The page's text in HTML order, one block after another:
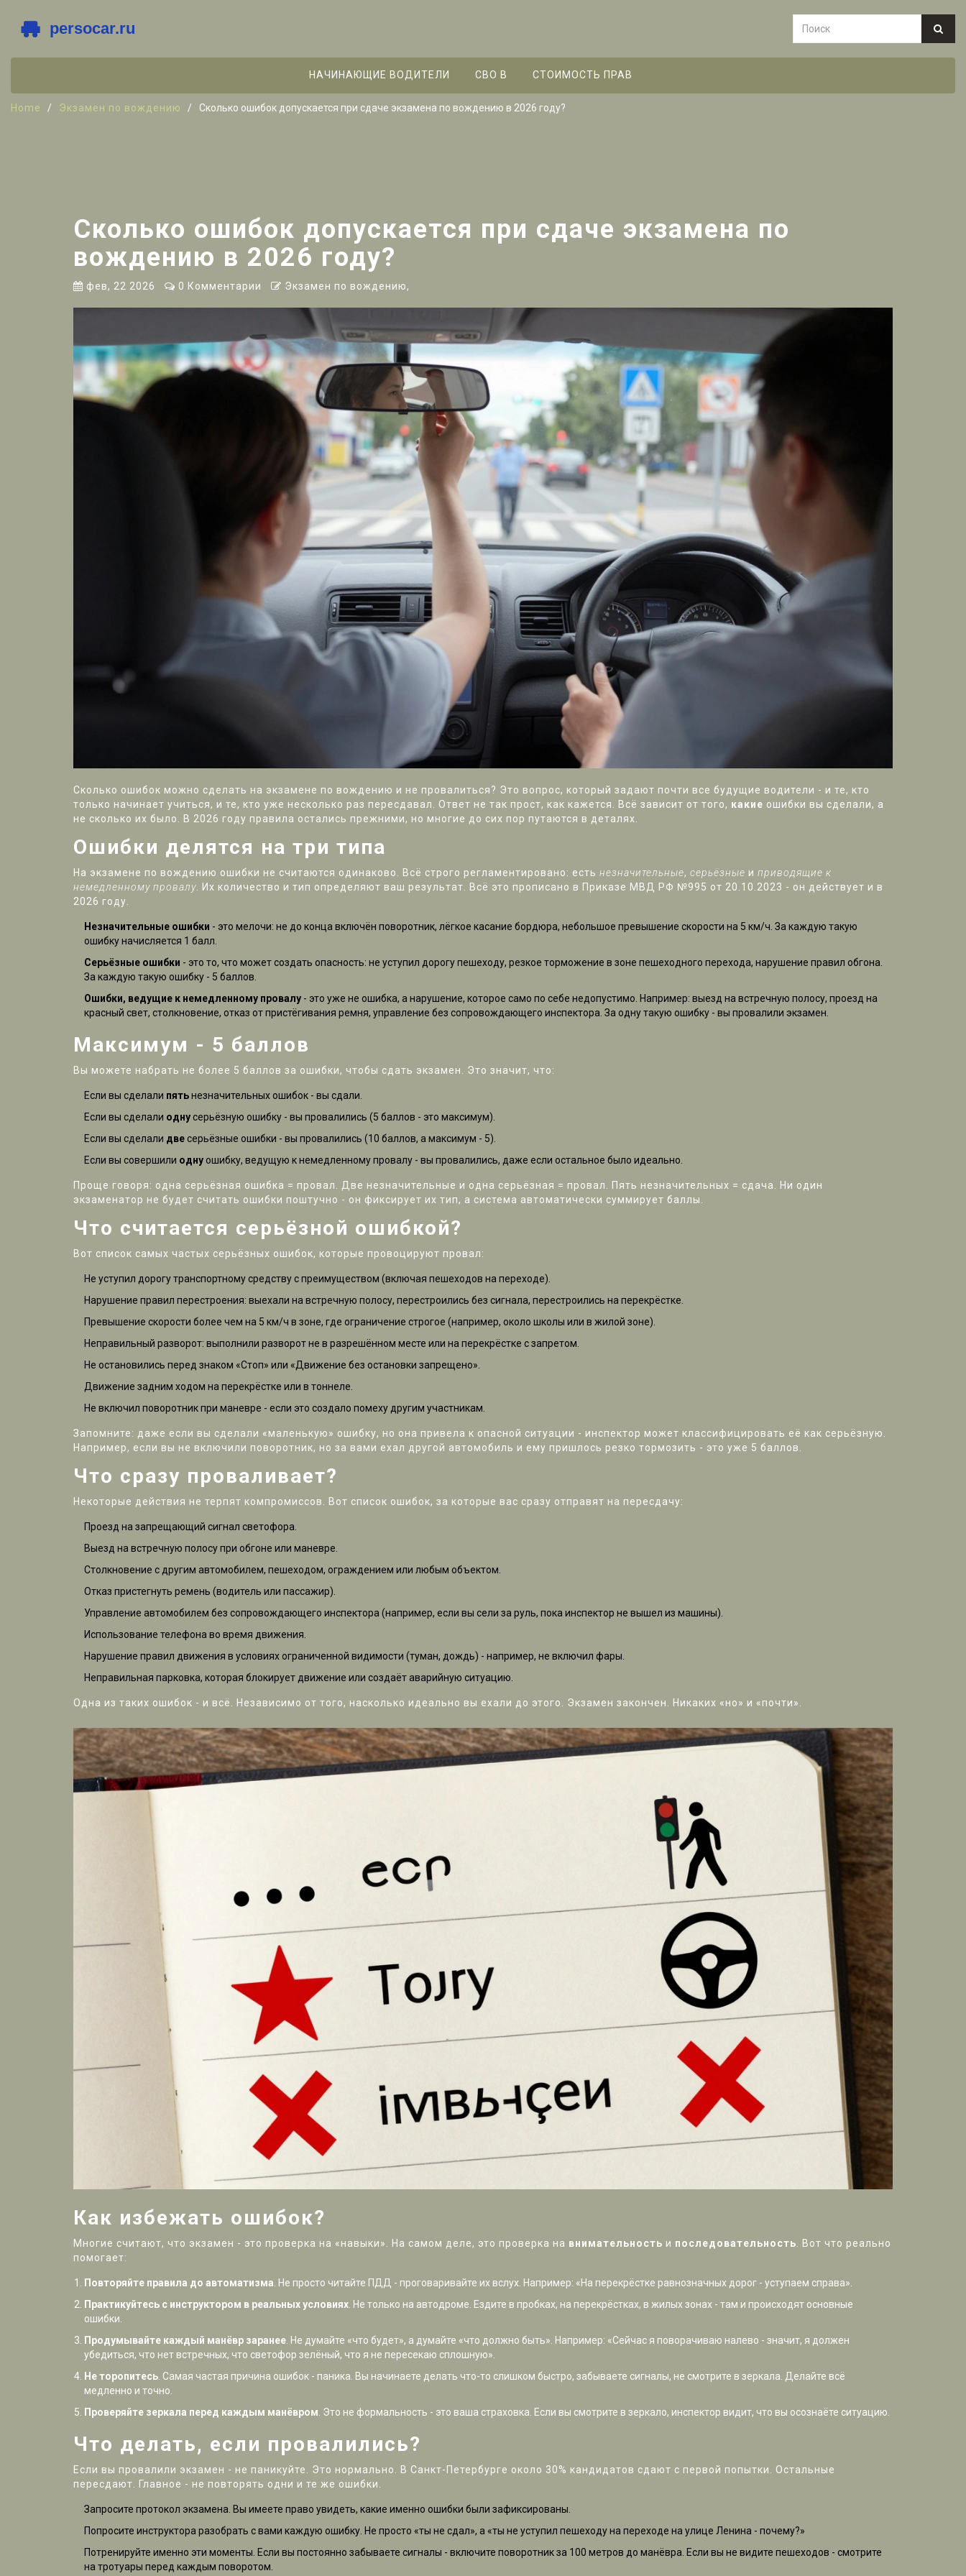
НАЧИНАЮЩИЕ ВОДИТЕЛИ СВО B СТОИМОСТЬ ПРАВ
Home Экзамен по вождению Сколько ошибок допускается при сдаче экзамена по вождению в 2026 году?
Сколько ошибок допускается при сдаче экзамена по
вождению в 2026 году?
фев, 22 2026 0 Комментарии Экзамен по вождению,
Сколько ошибок можно сделать на экзамене по вождению и не провалиться? Это вопрос, который задают почти все будущие водители - и те, кто
только начинает учиться, и те, кто уже несколько раз пересдавал. Ответ не так прост, как кажется. Всё зависит от того, какие ошибки вы сделали, а
не сколько их было. В 2026 году правила остались прежними, но многие до сих пор путаются в деталях.
Ошибки делятся на три типа
На экзамене по вождению ошибки не считаются одинаково. Всё строго регламентировано: есть незначительные, серьёзные и приводящие к
немедленному провалу. Их количество и тип определяют ваш результат. Всё это прописано в Приказе МВД РФ №995 от 20.10.2023 - он действует и в
2026 году.
Незначительные ошибки - это мелочи: не до конца включён поворотник, лёгкое касание бордюра, небольшое превышение скорости на 5 км/ч. За каждую такую
ошибку начисляется 1 балл.
Серьёзные ошибки - это то, что может создать опасность: не уступил дорогу пешеходу, резкое торможение в зоне пешеходного перехода, нарушение правил обгона.
За каждую такую ошибку - 5 баллов.
Ошибки, ведущие к немедленному провалу - это уже не ошибка, а нарушение, которое само по себе недопустимо. Например: выезд на встречную полосу, проезд на
красный свет, столкновение, отказ от пристёгивания ремня, управление без сопровождающего инспектора. За одну такую ошибку - вы провалили экзамен.
Максимум - 5 баллов
Вы можете набрать не более 5 баллов за ошибки, чтобы сдать экзамен. Это значит, что:
Если вы сделали пятьнезначительных ошибок - вы сдали.
Если вы сделали однусерьёзную ошибку - вы провалились (5 баллов - это максимум).
Если вы сделали двесерьёзные ошибки - вы провалились (10 баллов, а максимум - 5).
Если вы совершили однуошибку, ведущую к немедленному провалу - вы провалились, даже если остальное было идеально.
Проще говоря: одна серьёзная ошибка = провал. Две незначительные и одна серьёзная = провал. Пять незначительных = сдача. Ни один
экзаменатор не будет считать ошибки поштучно - он фиксирует их тип, а система автоматически суммирует баллы.
Что считается серьёзной ошибкой?
Вот список самых частых серьёзных ошибок, которые провоцируют провал:
Не уступил дорогу транспортному средству с преимуществом (включая пешеходов на переходе).
Нарушение правил перестроения: выехали на встречную полосу, перестроились без сигнала, перестроились на перекрёстке.
Превышение скорости более чем на 5 км/ч в зоне, где ограничение строгое (например, около школы или в жилой зоне).
Неправильный разворот: выполнили разворот не в разрешённом месте или на перекрёстке с запретом.
Не остановились перед знаком «Стоп» или «Движение без остановки запрещено».
Движение задним ходом на перекрёстке или в тоннеле.
Не включил поворотник при маневре - если это создало помеху другим участникам.
Запомните: даже если вы сделали «маленькую» ошибку, но она привела к опасной ситуации - инспектор может классифицировать её как серьёзную.
Например, если вы не включили поворотник, но за вами ехал другой автомобиль и ему пришлось резко тормозить - это уже 5 баллов.
Что сразу проваливает?
Некоторые действия не терпят компромиссов. Вот список ошибок, за которые вас сразу отправят на пересдачу:
Проезд на запрещающий сигнал светофора.
Выезд на встречную полосу при обгоне или маневре.
Столкновение с другим автомобилем, пешеходом, ограждением или любым объектом.
Отказ пристегнуть ремень (водитель или пассажир).
Управление автомобилем без сопровождающего инспектора (например, если вы сели за руль, пока инспектор не вышел из машины).
Использование телефона во время движения.
Нарушение правил движения в условиях ограниченной видимости (туман, дождь) - например, не включил фары.
Неправильная парковка, которая блокирует движение или создаёт аварийную ситуацию.
Одна из таких ошибок - и всё. Независимо от того, насколько идеально вы ехали до этого. Экзамен закончен. Никаких «но» и «почти».
Как избежать ошибок?
Многие считают, что экзамен - это проверка на «навыки». На самом деле, это проверка на внимательность и последовательность . Вот что реально
помогает:
Повторяйте правила до автоматизма . Не просто читайте ПДД - проговаривайте их вслух. Например: «На перекрёстке равнозначных дорог - уступаем справа».
Практикуйтесь с инструктором в реальных условиях . Не только на автодроме. Ездите в пробках, на перекрёстках, в жилых зонах - там и происходят основные
ошибки.
Продумывайте каждый манёвр заранее . Не думайте «что будет», а думайте «что должно быть». Например: «Сейчас я поворачиваю налево - значит, я должен
убедиться, что нет встречных, что светофор зелёный, что я не пересекаю сплошную».
Не торопитесь . Самая частая причина ошибок - паника. Вы начинаете делать что-то слишком быстро, забываете сигналы, не смотрите в зеркала. Делайте всё
медленно и точно.
Проверяйте зеркала перед каждым манёвром . Это не формальность - это ваша страховка. Если вы смотрите в зеркало, инспектор видит, что вы осознаёте ситуацию.
Что делать, если провалились?
Если вы провалили экзамен - не паникуйте. Это нормально. В Санкт-Петербурге около 30% кандидатов сдают с первой попытки. Остальные
пересдают. Главное - не повторять одни и те же ошибки.
Запросите протокол экзамена. Вы имеете право увидеть, какие именно ошибки были зафиксированы.
Попросите инструктора разобрать с вами каждую ошибку. Не просто «ты не сдал», а «ты не уступил пешеходу на переходе на улице Ленина - почему?»
Потренируйте именно эти моменты. Если вы постоянно забываете сигналы - включите поворотник за 100 метров до манёвра. Если вы не видите пешеходов - смотрите
на тротуары перед каждым поворотом.